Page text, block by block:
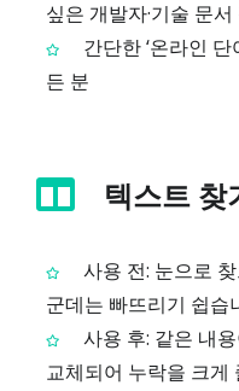
싶은 개발자·기술 문
간단한 ‘온라인
든 분
텍스트 찾
사용 전: 눈으로
군데는 빠뜨리기 쉽습
사용 후: 같은 내
교체되어 누락을 크게